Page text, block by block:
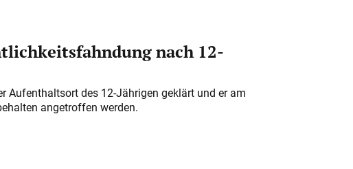
nach 12-
Aufenthaltsort des 12-Jährigen geklärt und er am
angetroffen werden.